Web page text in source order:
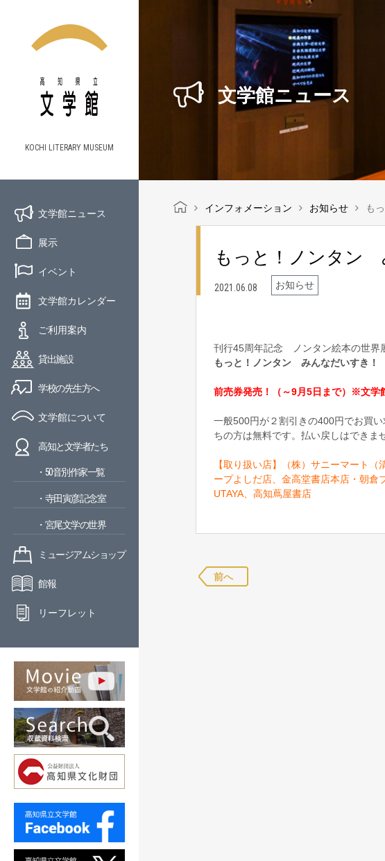
KOCHI LITERARY MUSEUM
文学館ニュース
展示
イベント
文学館カレンダー
ご利用案内
貸出施設
学校の先生方へ
文学館について
高知と文学者たち
・50音別作家一覧
・寺田寅彦記念室
・宮尾文学の世界
ミュージアムショップ
館報
リーフレット
文学館ニュース
インフォメーション お知らせ も
もっと！ノンタン
2021.06.08 お知らせ
刊行45周年記念 ノンタン絵本の世界
もっと！ノンタン みんなだいすき！
前売券発売！（～9月5日まで）※文学
一般500円が２割引きの400円でお買
ちの方は無料です。払い戻しはできま
【取り扱い店】
（株）サニーマート
ープよしだ店、金高堂書店本店・朝倉
UTAYA、高知蔦屋書店
前へ